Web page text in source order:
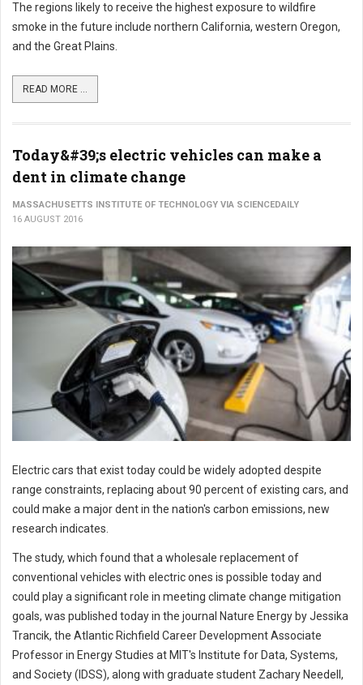
The regions likely to receive the highest exposure to wildfire
smoke in the future include northern California, western Oregon,
and the Great Plains.
READ MORE ...
Today&#39;s electric vehicles can make a
dent in climate change
MASSACHUSETTS INSTITUTE OF TECHNOLOGY VIA SCIENCEDAILY
16 AUGUST 2016
Electric cars that exist today could be widely adopted despite
range constraints, replacing about 90 percent of existing cars, and
could make a major dent in the nation's carbon emissions, new
research indicates.
The study, which found that a wholesale replacement of
conventional vehicles with electric ones is possible today and
could play a significant role in meeting climate change mitigation
goals, was published today in the journal Nature Energy by Jessika
Trancik, the Atlantic Richfield Career Development Associate
Professor in Energy Studies at MIT's Institute for Data, Systems,
and Society (IDSS), along with graduate student Zachary Needell,